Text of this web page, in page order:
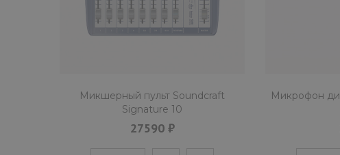
Микшерный пульт Soundcraft
Signature 10
27590 ₽
Микрофон